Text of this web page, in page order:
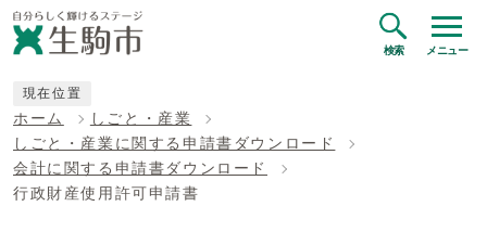
検索 メニュー
現在位置
ホーム
しごと・産業
しごと・産業に関する申請書ダウンロード
会計に関する申請書ダウンロード
行政財産使用許可申請書